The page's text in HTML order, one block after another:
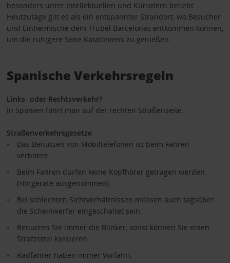
besonders unter Intellektuellen und Künstlern beliebt.
Heutzutage gilt es als ein entspannter Strandort, wo Besucher
und Einheimische dem Trubel Barcelonas entkommen können,
um die ruhigere Seite Kataloniens zu genießen.
Spanische Verkehrsregeln
Links- oder Rechtsverkehr?
In Spanien fährt man auf der rechten Straßenseite.
Straßenverkehrsgesetze
Das Benutzen von Mobiltelefonen ist beim Fahren
verboten.
Beim Fahren dürfen keine Kopfhörer getragen werden
(Hörgeräte ausgenommen).
Bei schlechten Sichtverhältnissen müssen auch tagsüber
die Scheinwerfer eingeschaltet sein.
Benutzen Sie immer die Blinker, sonst können Sie einen
Strafzettel kassieren.
Radfahrer haben immer Vorfahrt.